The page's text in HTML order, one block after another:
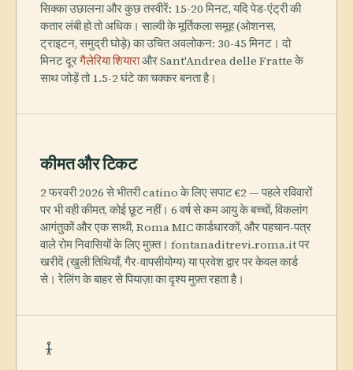
सिक्का उछालना और कुछ तस्वीरें: 15-20 मिनट, यदि पेड-एंट्री की
कतार लंबी हो तो अधिक। साल्वी के मूर्तिकला समूह (ओशनस,
ट्राइटन, समुद्री घोड़े) का उचित अवलोकन: 30-45 मिनट। दो
मिनट दूरगैलेरिया शियाराऔर Sant'Andrea delle Fratte के
साथ जोड़ें तो 1.5-2 घंटे का चक्कर बनता है।
कीमत और टिकट
2 फरवरी 2026 से भीतरी catino के लिए सपाट €2 — पहले रविवारों
पर भी वही कीमत, कोई छूट नहीं। 6 वर्ष से कम आयु के बच्चों, विकलांग
आगंतुकों और एक साथी, Roma MIC कार्डधारकों, और पहचान-पत्र
वाले रोम निवासियों के लिए मुफ़्त। fontanaditrevi.roma.it पर
खरीदें (खुली तिथियाँ, गैर-वापसीयोग्य) या प्रवेश द्वार पर केवल कार्ड
से। रेलिंग के बाहर से पियाज़ा का दृश्य मुफ़्त रहता है।